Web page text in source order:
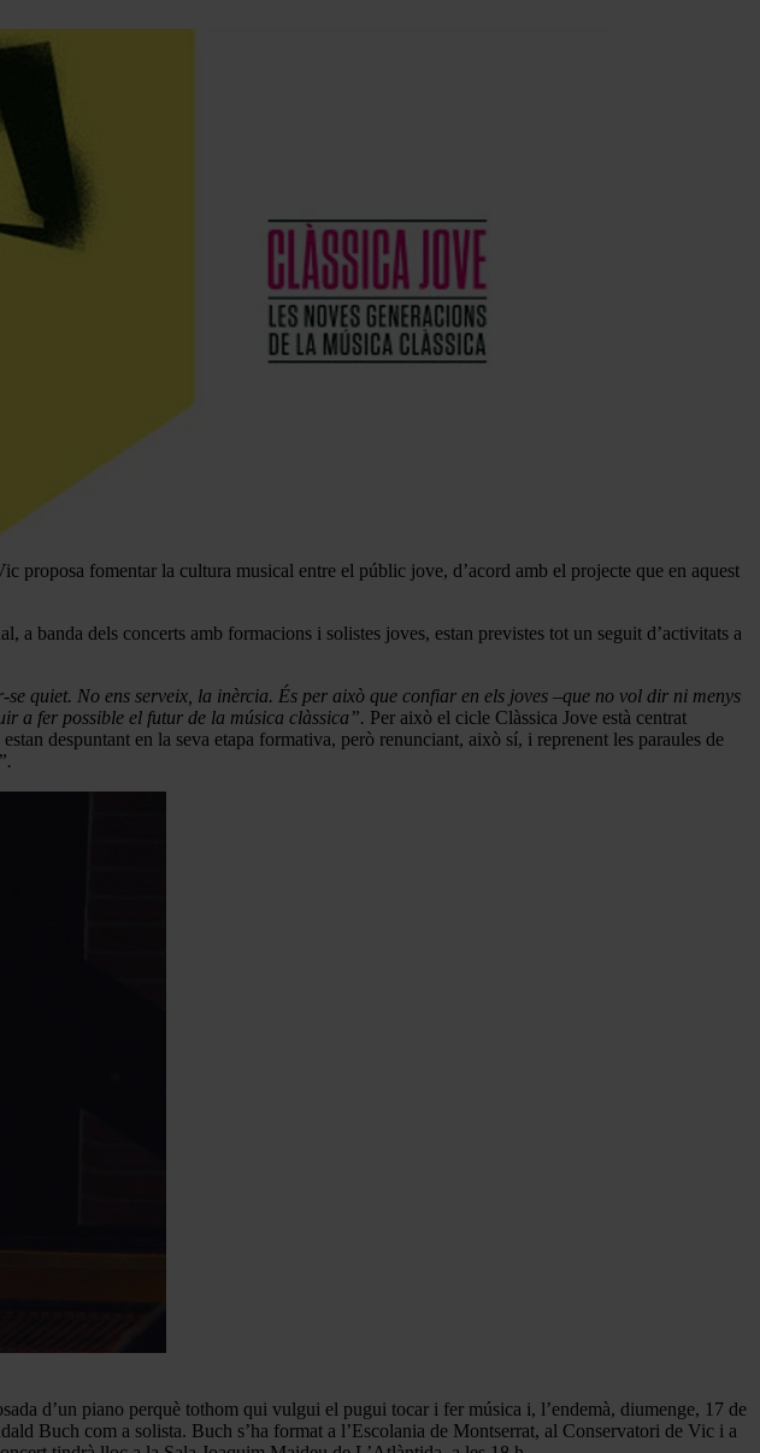
proposa fomentar la cultura musical entre el públic jove, d’acord amb el projecte que en aquest
banda dels concerts amb formacions i solistes joves, estan previstes tot un seguit d’activitats a
se quiet. No ens serveix, la inèrcia. És per això que confiar en els joves –que no vol dir ni menys
a fer possible el futur de la música clàssica”. Per això el cicle Clàssica Jove està centrat
despuntant en la seva etapa formativa, però renunciant, això sí, i reprenent les paraules de
d’un piano perquè tothom qui vulgui el pugui tocar i fer música i, l’endemà, diumenge, 17 de
Buch com a solista. Buch s’ha format a l’Escolania de Montserrat, al Conservatori de Vic i a